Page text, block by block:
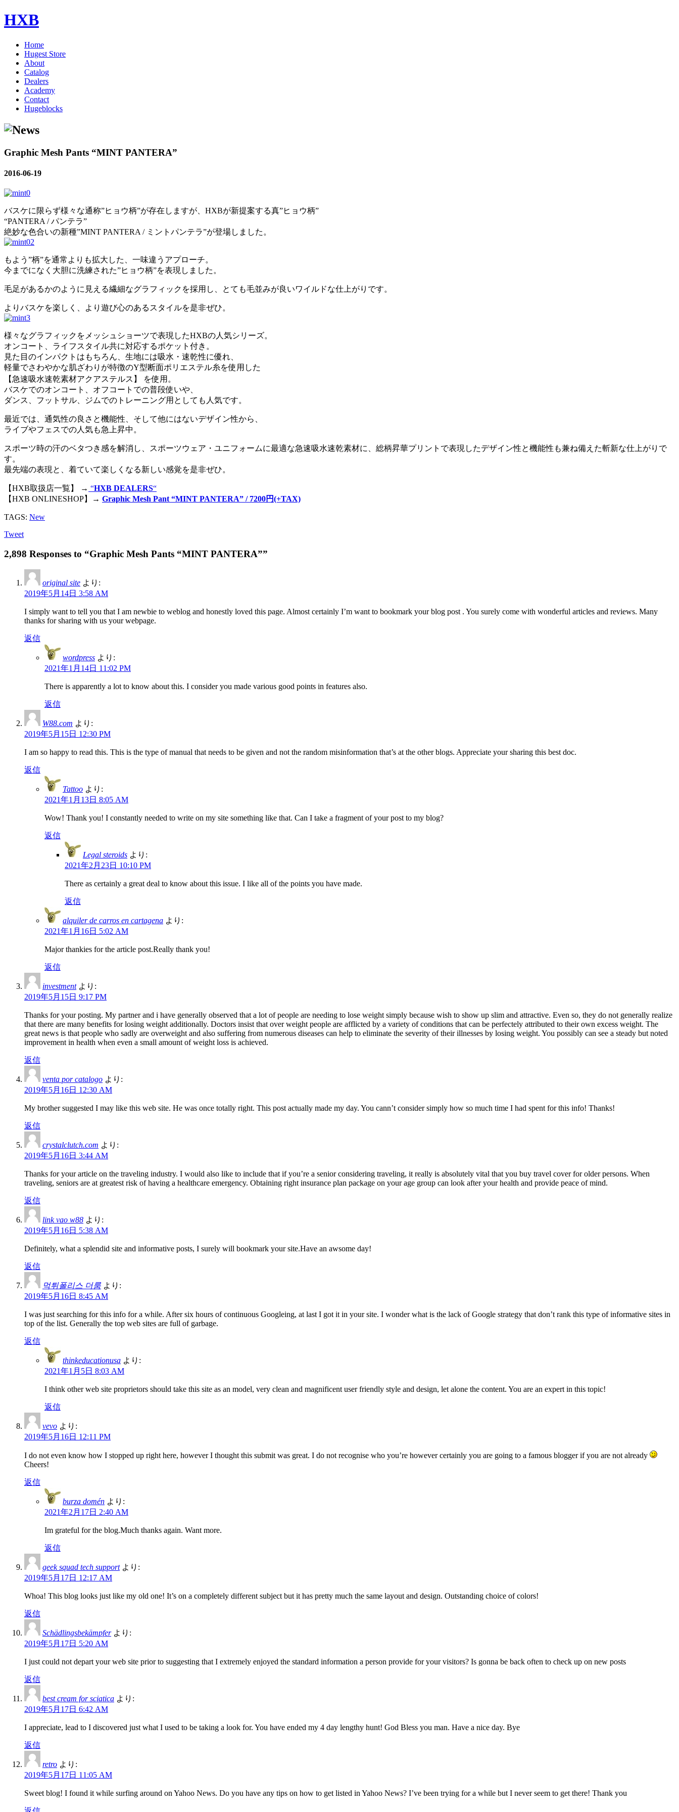
HXB
Home
Hugest Store
About
Catalog
Dealers
Academy
Contact
Hugeblocks
Graphic Mesh Pants “MINT PANTERA”
2016-06-19
バスケに限らず様々な通称”ヒョウ柄”が存在しますが、HXBが新提案する真”ヒョウ柄”
“PANTERA / パンテラ”
絶妙な色合いの新種”MINT PANTERA / ミントパンテラ”が登場しました。
もよう”柄”を通常よりも拡大した、一味違うアプローチ。
今までになく大胆に洗練された”ヒョウ柄”を表現しました。
毛足があるかのように見える繊細なグラフィックを採用し、とても毛並みが良いワイルドな仕上がりです。
よりバスケを楽しく、より遊び心のあるスタイルを是非ぜひ。
様々なグラフィックをメッシュショーツで表現したHXBの人気シリーズ。
オンコート、ライフスタイル共に対応するポケット付き。
見た目のインパクトはもちろん、生地には吸水・速乾性に優れ、
軽量でさわやかな肌ざわりが特徴のY型断面ポリエステル糸を使用した
【急速吸水速乾素材アクアステルス】 を使用。
バスケでのオンコート、オフコートでの普段使いや、
ダンス、フットサル、ジムでのトレーニング用としても人気です。
最近では、通気性の良さと機能性、そして他にはないデザイン性から、
ライブやフェスでの人気も急上昇中。
スポーツ時の汗のベタつき感を解消し、スポーツウェア・ユニフォームに最適な急速吸水速乾素材に、総柄昇華プリントで表現したデザイン性と機能性も兼ね備えた斬新な仕上がりで
す。
最先端の表現と、着ていて楽しくなる新しい感覚を是非ぜひ。
【HXB取扱店一覧】 → “HXB DEALERS“
【HXB ONLINESHOP】→ Graphic Mesh Pant “MINT PANTERA” / 7200円(+TAX)
TAGS: New
Tweet
2,898 Responses to “Graphic Mesh Pants “MINT PANTERA””
original site より:
2019年5月14日 3:58 AM
I simply want to tell you that I am newbie to weblog and honestly loved this page. Almost certainly I’m want to bookmark your blog post . You surely come with wonderful articles and reviews. Many
thanks for sharing with us your webpage.
返信
wordpress より:
2021年1月14日 11:02 PM
There is apparently a lot to know about this. I consider you made various good points in features also.
返信
W88.com より:
2019年5月15日 12:30 PM
I am so happy to read this. This is the type of manual that needs to be given and not the random misinformation that’s at the other blogs. Appreciate your sharing this best doc.
返信
Tattoo より:
2021年1月13日 8:05 AM
Wow! Thank you! I constantly needed to write on my site something like that. Can I take a fragment of your post to my blog?
返信
Legal steroids より:
2021年2月23日 10:10 PM
There as certainly a great deal to know about this issue. I like all of the points you have made.
返信
alquiler de carros en cartagena より:
2021年1月16日 5:02 AM
Major thankies for the article post.Really thank you!
返信
investment より:
2019年5月15日 9:17 PM
Thanks for your posting. My partner and i have generally observed that a lot of people are needing to lose weight simply because wish to show up slim and attractive. Even so, they do not generally realize
that there are many benefits for losing weight additionally. Doctors insist that over weight people are afflicted by a variety of conditions that can be perfectely attributed to their own excess weight. The
great news is that people who sadly are overweight and also suffering from numerous diseases can help to eliminate the severity of their illnesses by losing weight. You possibly can see a steady but noted
improvement in health when even a small amount of weight loss is achieved.
返信
venta por catalogo より:
2019年5月16日 12:30 AM
My brother suggested I may like this web site. He was once totally right. This post actually made my day. You cann’t consider simply how so much time I had spent for this info! Thanks!
返信
crystalclutch.com より:
2019年5月16日 3:44 AM
Thanks for your article on the traveling industry. I would also like to include that if you’re a senior considering traveling, it really is absolutely vital that you buy travel cover for older persons. When
traveling, seniors are at greatest risk of having a healthcare emergency. Obtaining right insurance plan package on your age group can look after your health and provide peace of mind.
返信
link vao w88 より:
2019年5月16日 5:38 AM
Definitely, what a splendid site and informative posts, I surely will bookmark your site.Have an awsome day!
返信
먹튀폴리스 더룸 より:
2019年5月16日 8:45 AM
I was just searching for this info for a while. After six hours of continuous Googleing, at last I got it in your site. I wonder what is the lack of Google strategy that don’t rank this type of informative sites in
top of the list. Generally the top web sites are full of garbage.
返信
thinkeducationusa より:
2021年1月5日 8:03 AM
I think other web site proprietors should take this site as an model, very clean and magnificent user friendly style and design, let alone the content. You are an expert in this topic!
返信
vevo より:
2019年5月16日 12:11 PM
I do not even know how I stopped up right here, however I thought this submit was great. I do not recognise who you’re however certainly you are going to a famous blogger if you are not already
Cheers!
返信
burza domén より:
2021年2月17日 2:40 AM
Im grateful for the blog.Much thanks again. Want more.
返信
geek squad tech support より:
2019年5月17日 12:17 AM
Whoa! This blog looks just like my old one! It’s on a completely different subject but it has pretty much the same layout and design. Outstanding choice of colors!
返信
Schädlingsbekämpfer より:
2019年5月17日 5:20 AM
I just could not depart your web site prior to suggesting that I extremely enjoyed the standard information a person provide for your visitors? Is gonna be back often to check up on new posts
返信
best cream for sciatica より:
2019年5月17日 6:42 AM
I appreciate, lead to I discovered just what I used to be taking a look for. You have ended my 4 day lengthy hunt! God Bless you man. Have a nice day. Bye
返信
retro より:
2019年5月17日 11:05 AM
Sweet blog! I found it while surfing around on Yahoo News. Do you have any tips on how to get listed in Yahoo News? I’ve been trying for a while but I never seem to get there! Thank you